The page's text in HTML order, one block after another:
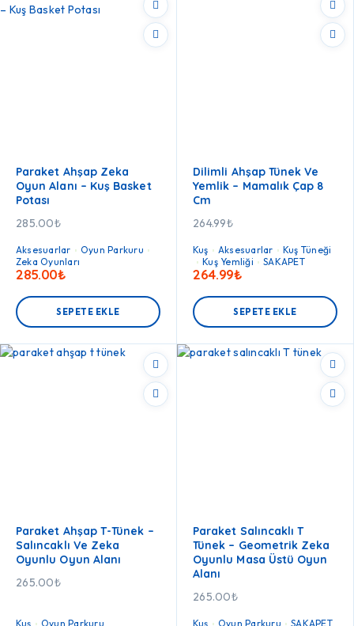
Paraket Ahşap Zeka
Oyun Alanı – Kuş Basket
Potası
285.00₺
Aksesuarlar
Oyun Parkuru
Zeka Oyunları
285.00₺
SEPETE EKLE
Dilimli Ahşap Tünek Ve
Yemlik – Mamalık Çap 8
Cm
264.99₺
Kuş Aksesuarlar
Kuş Tüneği
Kuş Yemliği
SAKAPET
264.99₺
SEPETE EKLE
Paraket Ahşap T-Tünek –
Salıncaklı Ve Zeka
Oyunlu Oyun Alanı
265.00₺
Kuş Oyun Parkuru
Paraket Salıncaklı T
Tünek – Geometrik Zeka
Oyunlu Masa Üstü Oyun
Alanı
265.00₺
Kuş Oyun Parkuru SAKAPET